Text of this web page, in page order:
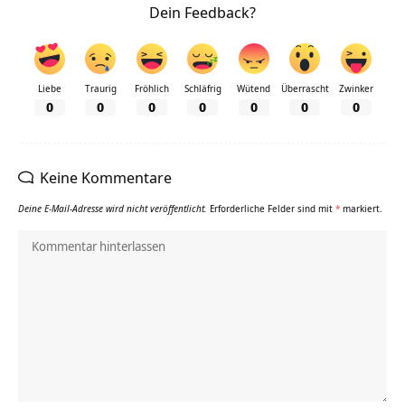
Dein Feedback?
Liebe
0
Traurig
0
Fröhlich
0
Schläfrig
0
Wütend
0
Überrascht
0
Zwinker
0
Keine Kommentare
Deine E-Mail-Adresse wird nicht veröffentlicht. Erforderliche Felder sind mit * markiert.